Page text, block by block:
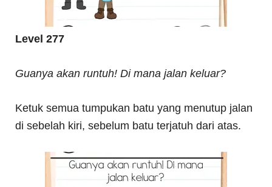
Level 277
Guanya akan runtuh! Di mana jalan keluar?
Ketuk semua tumpukan batu yang menutup jalan
di sebelah kiri, sebelum batu terjatuh dari atas.